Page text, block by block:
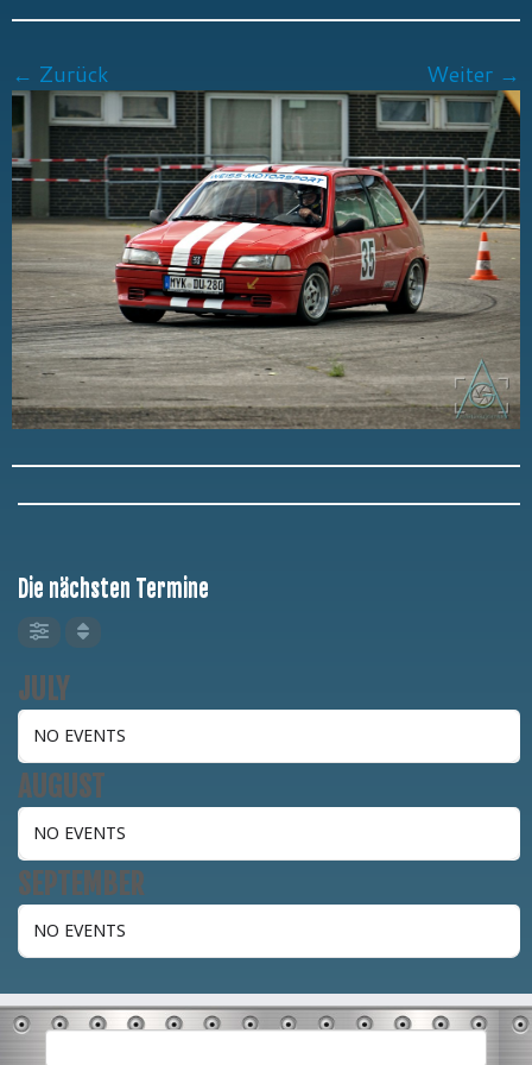
← Zurück Weiter →
Die nächsten Termine
JULY
NO EVENTS
AUGUST
NO EVENTS
SEPTEMBER
NO EVENTS
Suchen